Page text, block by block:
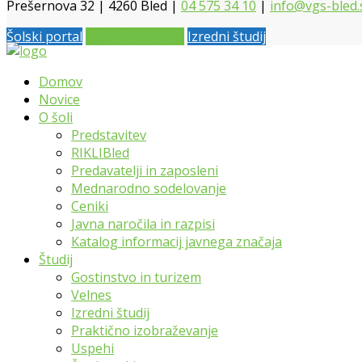
Prešernova 32 | 4260 Bled | 04 575 34 10 | info@vgs-
Šolski portal
Izredni študij
Domov
Novice
O šoli
Predstavitev
RIKLIBled
Predavatelji in zaposleni
Mednarodno sodelovanje
Ceniki
Javna naročila in razpisi
Katalog informacij javnega značaja
Študij
Gostinstvo in turizem
Velnes
Izredni študij
Praktično izobraževanje
Uspehi